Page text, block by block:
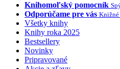
Knihomoľský pomocník
Odporúčame pre vás Knižné
Všetky knihy
Knihy roka 2025
Bestsellery
Novinky
Pripravované